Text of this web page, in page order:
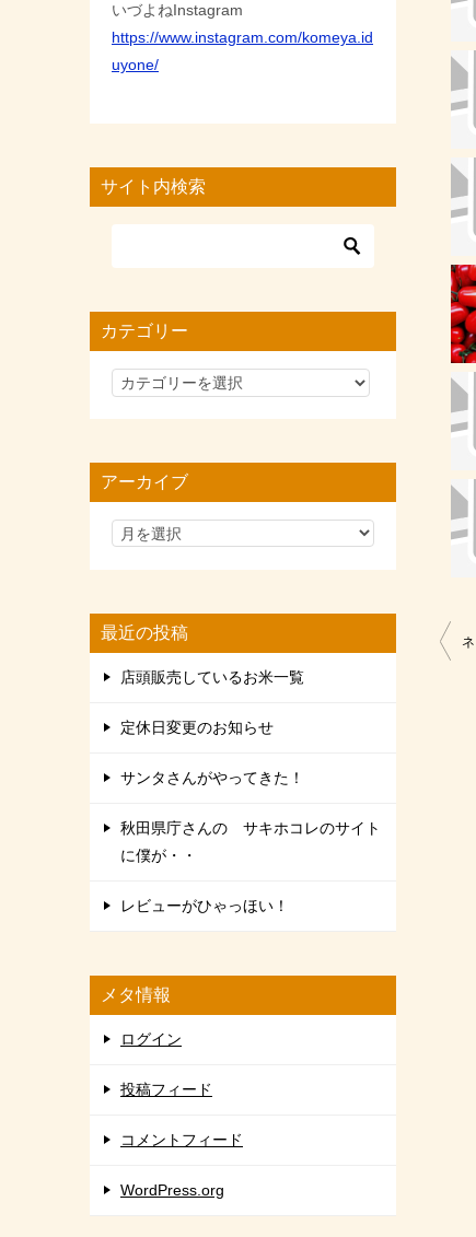
投
いづよねInstagram
https://www.instagram.com/komeya.id
uyone/
サイト内検索
カテゴリー
カ
リ
アーカイブ
最近の投稿
店頭販売しているお米一覧
定休日変更のお知らせ
サンタさんがやってきた！
秋田県庁さんの サキホコレのサイト
に僕が・・
レビューがひゃっほい！
メタ情報
ログイン
投稿フィード
コメントフィード
WordPress.org